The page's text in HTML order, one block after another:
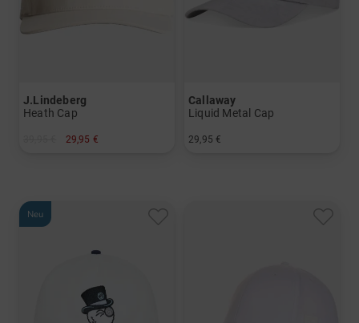
J.Lindeberg
Heath Cap
29,95 €
Callaway
Liquid Metal Cap
29,95 €
Neu